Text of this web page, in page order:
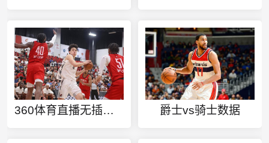
360体育直播无插件高清24 爵士vs骑士数据